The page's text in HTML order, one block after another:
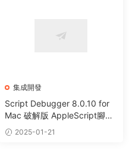
集成開發
Script Debugger 8.0.10 for
Mac 破解版 AppleScript腳本
調試工具
2025-01-21